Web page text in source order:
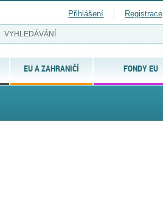
EU A ZAHRANIČÍ FONDY EU
Přihlášení Registrace